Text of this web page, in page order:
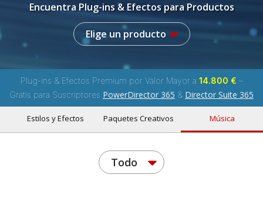
Encuentra Plug-ins & Efectos para Productos
Elige un producto
Plug-ins & Efectos Premium por Valor Mayor a 14.800 € –
Gratis para Suscriptores PowerDirector 365 & Director Suite 365
Estilos y Efectos Paquetes Creativos Música
Todo